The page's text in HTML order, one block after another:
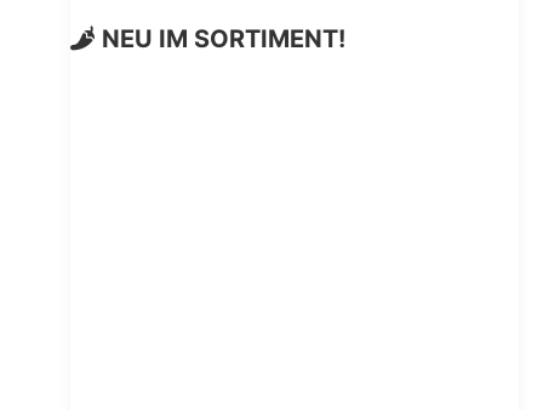
NEU IM SORTIMENT!